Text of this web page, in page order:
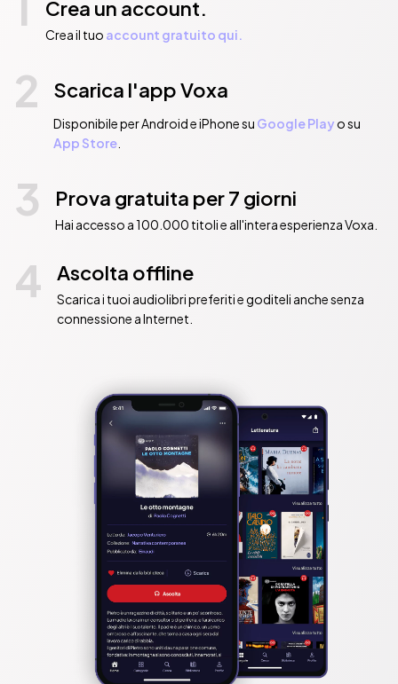
potere dei profumi naturali e delle piante aromatiche, e
avvicinati a una vita più equilibrata e sana con l'aiuto di questa
Pubblicato da:  AIBooks
Crea un account.
Crea il tuo account gratuito qui.
2 Scarica l'app Voxa
Disponibile per Android e iPhone su Google Playo su
App Store.
3 Prova gratuita per 7 giorni
Hai accesso a 100.000 titoli e all'intera esperienza Voxa.
4 Ascolta offline
Scarica i tuoi audiolibri preferiti e goditeli anche senza
connessione a Internet.